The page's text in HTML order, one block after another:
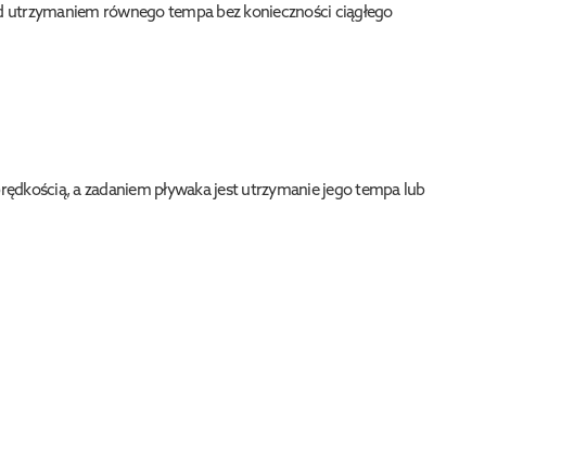
utrzymaniem równego tempa bez konieczności ciągłego
a zadaniem pływaka jest utrzymanie jego tempa lub